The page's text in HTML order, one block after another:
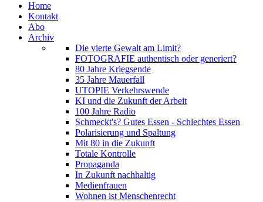
Home
Kontakt
Abo
Archiv
Die vierte Gewalt am Limit?
FOTOGRAFIE authentisch oder generiert?
80 Jahre Kriegsende
35 Jahre Mauerfall
UTOPIE Verkehrswende
KI und die Zukunft der Arbeit
100 Jahre Radio
Schmeckt's? Gutes Essen - Schlechtes Essen
Polarisierung und Spaltung
Mit 80 in die Zukunft
Totale Kontrolle
Propaganda
In Zukunft nachhaltig
Medienfrauen
Wohnen ist Menschenrecht